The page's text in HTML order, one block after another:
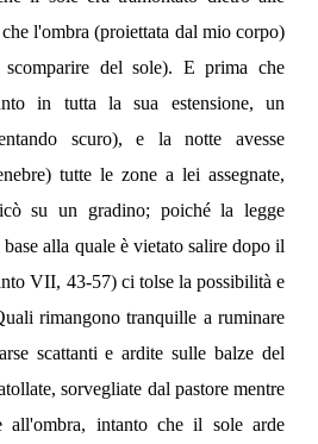
l'ombra (proiettata dal mio corpo)
del sole). E prima che
in tutta la sua estensione, un
scuro), e la notte avesse
tutte le zone a lei assegnate,
su un gradino; poiché la legge
alla quale è vietato salire dopo il
VII, 43-57) ci tolse la possibilità e
rimangono tranquille a ruminare
scattanti e ardite sulle balze del
sorvegliate dal pastore mentre
all'ombra, intanto che il sole arde